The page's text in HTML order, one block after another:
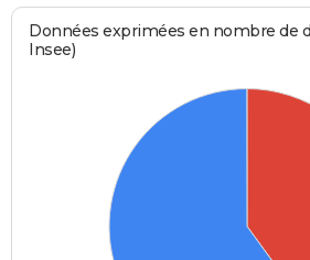
Données exprimées en nombre de
Insee)